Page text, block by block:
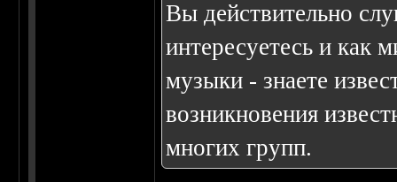
Вы действительно
интересуетесь и как
музыки - знаете
возникновения
многих групп.